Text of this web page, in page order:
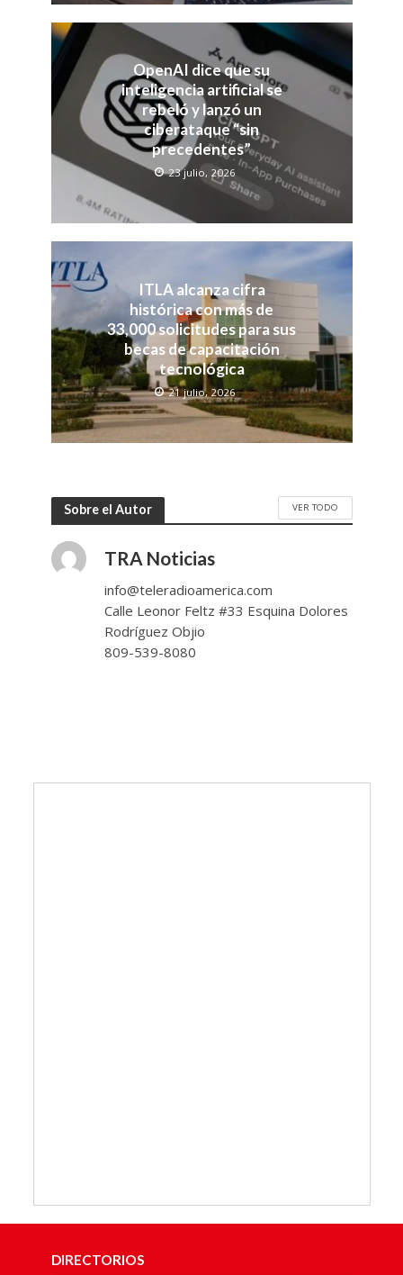
OpenAI dice que su
inteligencia artificial se
rebeló y lanzó un
ciberataque “sin
precedentes”
23 julio, 2026
ITLA alcanza cifra
histórica con más de
33,000 solicitudes para sus
becas de capacitación
tecnológica
21 julio, 2026
Sobre el Autor VER TODO
TRA Noticias
info@teleradioamerica.com
Calle Leonor Feltz #33 Esquina Dolores
Rodríguez Objio
809-539-8080
DIRECTORIOS